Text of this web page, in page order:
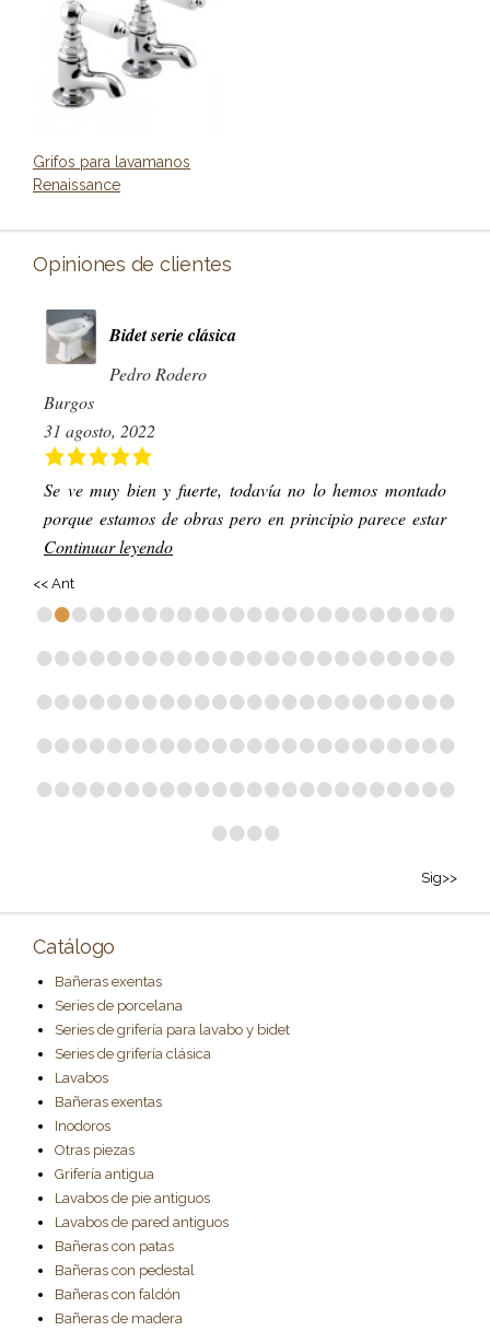
Grifos para lavamanos
Renaissance
Opiniones de clientes
Bidet serie clásica
Pedro Rodero
Burgos
31 agosto, 2022
Se ve muy bien y fuerte, todavía no lo hemos montado
porque estamos de obras pero en principio parece estar
Continuar leyendo
<< Ant
••••••••••••••••••••••••
••••••••••••••••••••••••
••••••••••••••••••••••••
••••••••••••••••••••••••
••••••••••••••••••••••••
••••
Sig>>
Catálogo
Bañeras exentas
Series de porcelana
Series de grifería para lavabo y bidet
Series de grifería clásica
Lavabos
Bañeras exentas
Inodoros
Otras piezas
Grifería antigua
Lavabos de pie antiguos
Lavabos de pared antiguos
Bañeras con patas
Bañeras con pedestal
Bañeras con faldón
Bañeras de madera